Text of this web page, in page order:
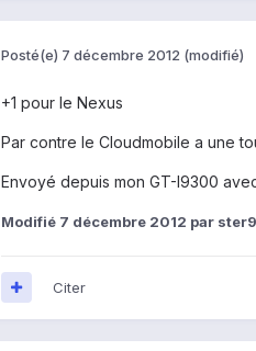
Posté(e) 7 décembre 2012 (modifié)
+1 pour le Nexus
Par contre le Cloudmobile a une
Envoyé depuis mon GT-I9300
Modifié 7 décembre 2012 par
Citer